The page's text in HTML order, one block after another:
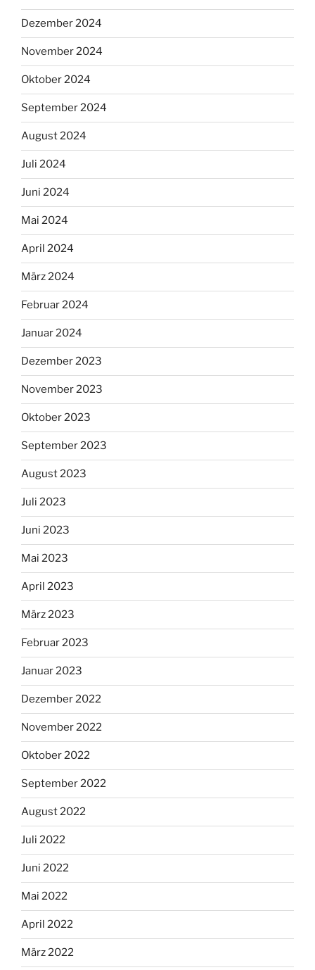
Dezember 2024
November 2024
Oktober 2024
September 2024
August 2024
Juli 2024
Juni 2024
Mai 2024
April 2024
März 2024
Februar 2024
Januar 2024
Dezember 2023
November 2023
Oktober 2023
September 2023
August 2023
Juli 2023
Juni 2023
Mai 2023
April 2023
März 2023
Februar 2023
Januar 2023
Dezember 2022
November 2022
Oktober 2022
September 2022
August 2022
Juli 2022
Juni 2022
Mai 2022
April 2022
März 2022